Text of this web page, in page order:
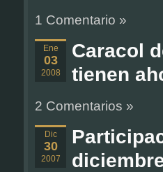
1 Comentario »
Ene
03
2008
Caracol
tienen
2 Comentarios »
Dic
30
2007